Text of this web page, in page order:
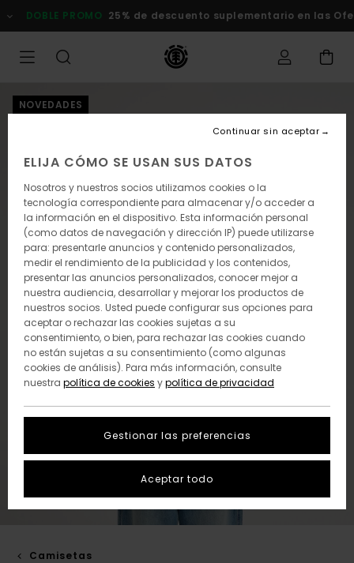
la
DOBLE PROMO 25% de descuento suplementario en las
NOVEDADES
Camisetas
ELIJA CÓMO SE USAN SUS DATOS
Nosotros y nuestros socios utilizamos cookies o la
tecnología correspondiente para almacenar y/o acceder a
la información en el dispositivo. Esta información personal
(como datos de navegación y dirección IP) puede utilizarse
para: presentarle anuncios y contenido personalizados,
medir el rendimiento de la publicidad y los contenidos,
presentar las anuncios personalizados, conocer mejor a
nuestra audiencia, desarrollar y mejorar los productos de
nuestros socios. Usted puede configurar sus opciones para
aceptar o rechazar las cookies sujetas a su
consentimiento, o bien, para rechazar las cookies cuando
no están sujetas a su consentimiento (como algunas
cookies de análisis). Para más información, consulte
nuestra política de cookies ypolítica de privacidad
Gestionar las preferencias
Continuar sin aceptar
Aceptar todo